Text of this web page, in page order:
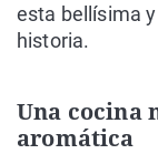
esta bellísima
historia.
Una cocina
aromática